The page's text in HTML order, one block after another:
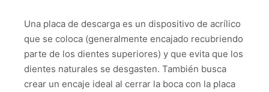
Una placa de descarga es un dispositivo de acrílico
que se coloca (generalmente encajado recubriendo
parte de los dientes superiores) y que evita que los
dientes naturales se desgasten. También busca
crear un encaje ideal al cerrar la boca con la placa